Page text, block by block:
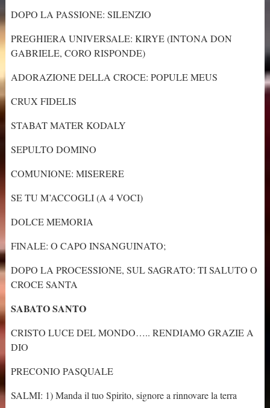
DOPO LA PASSIONE: SILENZIO
PREGHIERA UNIVERSALE: KIRYE (INTONA DON
GABRIELE, CORO RISPONDE)
ADORAZIONE DELLA CROCE: POPULE MEUS
CRUX FIDELIS
STABAT MATER KODALY
SEPULTO DOMINO
COMUNIONE: MISERERE
SE TU M’ACCOGLI (A 4 VOCI)
DOLCE MEMORIA
FINALE: O CAPO INSANGUINATO;
DOPO LA PROCESSIONE, SUL SAGRATO: TI SALUTO O
CROCE SANTA
SABATO SANTO
CRISTO LUCE DEL MONDO….. RENDIAMO GRAZIE A
DIO
PRECONIO PASQUALE
SALMI: 1) Manda il tuo Spirito, signore a rinnovare la terra